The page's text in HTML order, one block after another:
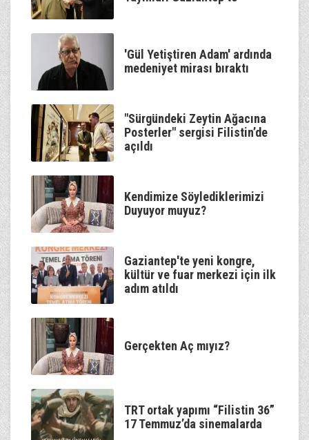
'Gül Yetiştiren Adam' ardında
medeniyet mirası bıraktı
"Sürgündeki Zeytin Ağacına
Posterler" sergisi Filistin’de
açıldı
Kendimize Söylediklerimizi
Duyuyor muyuz?
Gaziantep'te yeni kongre,
kültür ve fuar merkezi için ilk
adım atıldı
Gerçekten Aç mıyız?
TRT ortak yapımı “Filistin 36”
17 Temmuz’da sinemalarda